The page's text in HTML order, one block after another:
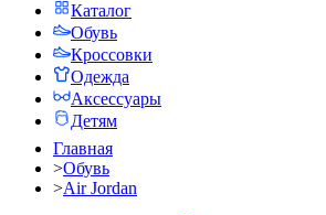
Каталог
Обувь
Кроссовки
Одежда
Аксессуары
Детям
Главная
>Обувь
>Air Jordan